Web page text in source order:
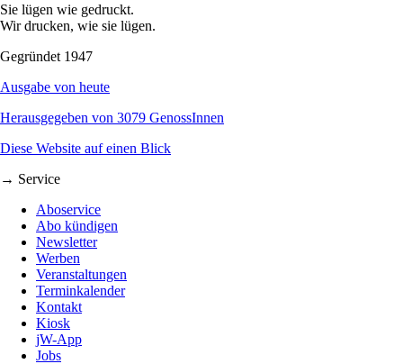
Sie lügen wie gedruckt.
Wir drucken, wie sie lügen.
Gegründet 1947
Ausgabe von heute
Herausgegeben von 3079 GenossInnen
Diese Website auf einen Blick
→ Service
Aboservice
Abo kündigen
Newsletter
Werben
Veranstaltungen
Terminkalender
Kontakt
Kiosk
jW-App
Jobs